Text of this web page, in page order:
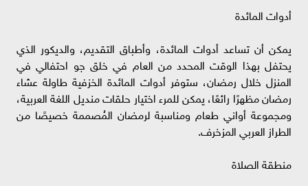
أدوات المائدة
يمكن أن تساعد أدوات المائدة، وأطباق التقديم، والديكور الذي
يحتفل بهذا الوقت المحدد من العام في خلق جو احتفالي في
المنزل خلال رمضان، ستوفر أدوات المائدة الخزفية طاولة عشاء
رمضان مظهرًا رائعًا، يمكن للمرء اختيار حلقات منديل اللغة العربية،
ومجموعة أواني طعام ومناسبة لرمضان المُصممة خصيصًا من
الطراز العربي المزخرف.
منطقة الصلاة